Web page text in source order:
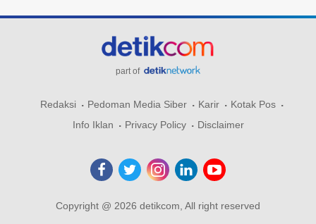
part of
Redaksi Pedoman Media Siber Karir
Kotak Pos
Info Iklan
Privacy Policy Disclaimer
Copyright @ 2026 detikcom, All right reserved